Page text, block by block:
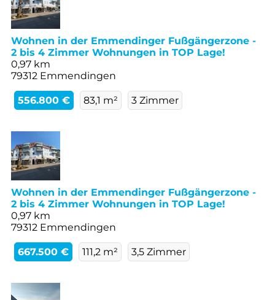
Wohnen in der Emmendinger Fußgängerzone -
2 bis 4 Zimmer Wohnungen in TOP Lage!
0,97 km
79312 Emmendingen
556.800 € 83,1 m² 3 Zimmer
Wohnen in der Emmendinger Fußgängerzone -
2 bis 4 Zimmer Wohnungen in TOP Lage!
0,97 km
79312 Emmendingen
667.500 € 111,2 m² 3,5 Zimmer